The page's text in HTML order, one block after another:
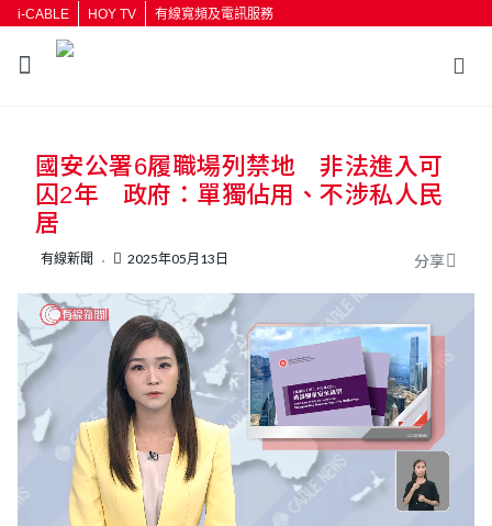
i-CABLE HOY TV 有線寬頻及電訊服務
按輸入鍵開始搜尋
國安公署6履職場列禁地 非法進入可
囚2年 政府：單獨佔用、不涉私人民
居
有線新聞 2025年05月13日 分享